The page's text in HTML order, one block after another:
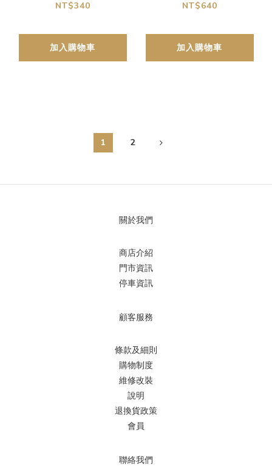
NT$340
加入購物車
雨中等車的乘客
NT$640
加入購物車
1 2
關於我們
商店介紹
門市資訊
停車資訊
顧客服務
條款及細則
購物制度
維修改裝
說明
退換貨政策
會員
聯絡我們